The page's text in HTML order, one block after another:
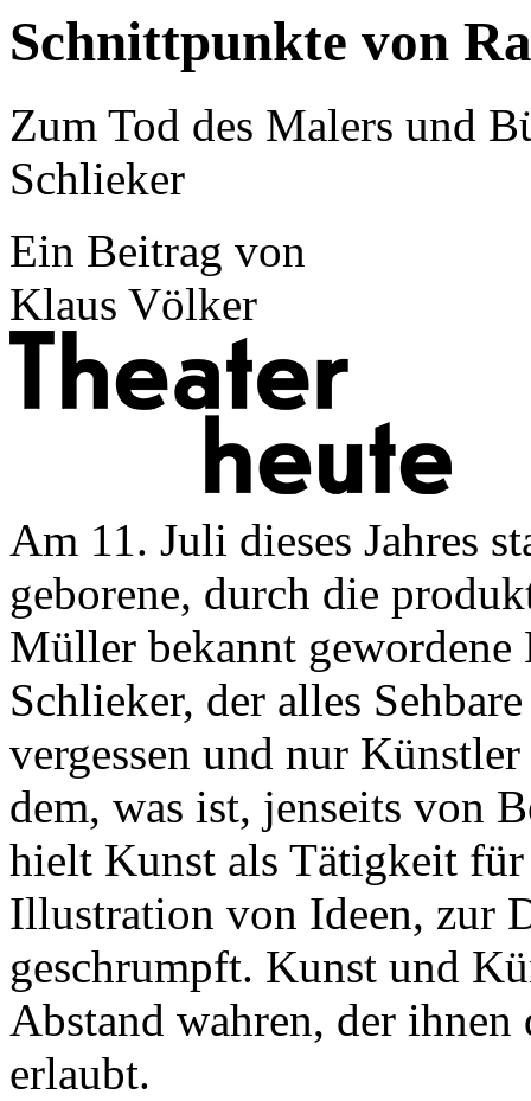
Schnittpunkte von
Zum Tod des Malers und
Schlieker
Ein Beitrag von
Klaus Völker
Am 11. Juli dieses Jahres
geborene, durch die
Müller bekannt
Schlieker, der alles
vergessen und nur
dem, was ist, jenseits von
hielt Kunst als Tätigkeit
Illustration von Ideen, zur
geschrumpft. Kunst und
Abstand wahren, der
erlaubt.